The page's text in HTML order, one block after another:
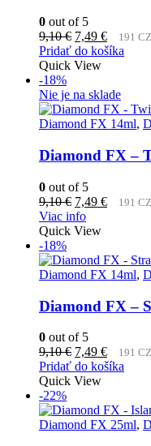
0 out of 5
9,10€ Pôvodná
cena
bola:
7,49 €
cena
191
Pridať do košíka
Quick View
-18%
Nie je na sklade
Diamond FX 14ml,
Diamond FX –
0 out of 5
9,10€ Pôvodná
cena
bola:
7,49 € 191
Viac info
Quick View
-18%
Diamond FX 14ml,
Diamond FX –
0 out of 5
9,10€ Pôvodná
cena
bola:
7,49 €
cena
191
Pridať do košíka
Quick View
-22%
Diamond FX 25ml,